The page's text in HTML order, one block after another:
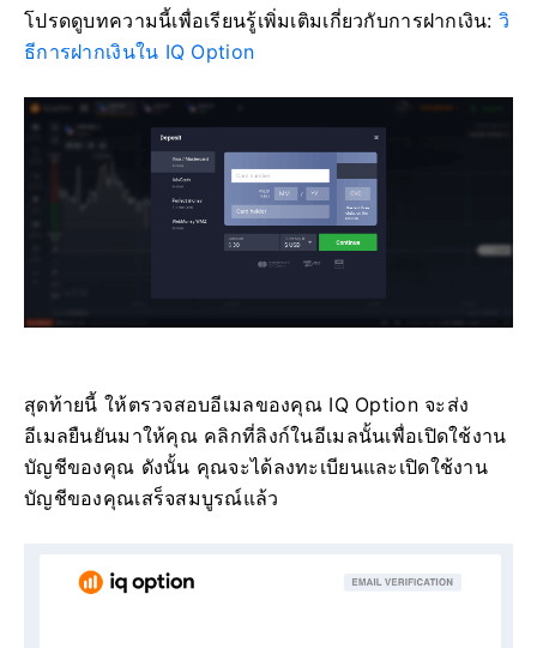
โปรดดูบทความนี้เพื่อเรียนรู้เพิ่มเติมเกี่ยวกับการฝากเงิน:วิ
ธีการฝากเงินใน IQ Option
สุดท้ายนี้ ให้ตรวจสอบอีเมลของคุณ IQ Option จะส่ง
อีเมลยืนยันมาให้คุณ คลิกที่ลิงก์ในอีเมลนั้นเพื่อเปิดใช้งาน
บัญชีของคุณ ดังนั้น คุณจะได้ลงทะเบียนและเปิดใช้งาน
บัญชีของคุณเสร็จสมบูรณ์แล้ว